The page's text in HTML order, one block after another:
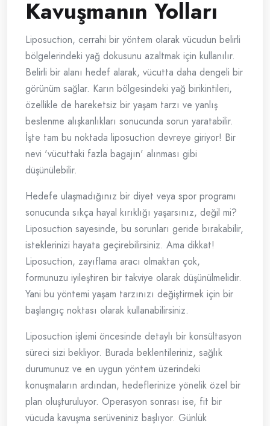
Kavuşmanın Yolları
Liposuction, cerrahi bir yöntem olarak vücudun belirli
bölgelerindeki yağ dokusunu azaltmak için kullanılır.
Belirli bir alanı hedef alarak, vücutta daha dengeli bir
görünüm sağlar. Karın bölgesindeki yağ birikintileri,
özellikle de hareketsiz bir yaşam tarzı ve yanlış
beslenme alışkanlıkları sonucunda sorun yaratabilir.
İşte tam bu noktada liposuction devreye giriyor! Bir
nevi 'vücuttaki fazla bagajın' alınması gibi
düşünülebilir.
Hedefe ulaşmadığınız bir diyet veya spor programı
sonucunda sıkça hayal kırıklığı yaşarsınız, değil mi?
Liposuction sayesinde, bu sorunları geride bırakabilir,
isteklerinizi hayata geçirebilirsiniz. Ama dikkat!
Liposuction, zayıflama aracı olmaktan çok,
formunuzu iyileştiren bir takviye olarak düşünülmelidir.
Yani bu yöntemi yaşam tarzınızı değiştirmek için bir
başlangıç noktası olarak kullanabilirsiniz.
Liposuction işlemi öncesinde detaylı bir konsültasyon
süreci sizi bekliyor. Burada beklentileriniz, sağlık
durumunuz ve en uygun yöntem üzerindeki
konuşmaların ardından, hedeflerinize yönelik özel bir
plan oluşturuluyor. Operasyon sonrası ise, fit bir
vücuda kavuşma serüveniniz başlıyor. Günlük